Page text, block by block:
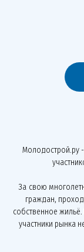
Молодострой.ру
За свою
граждан,
собственное
участники рынка